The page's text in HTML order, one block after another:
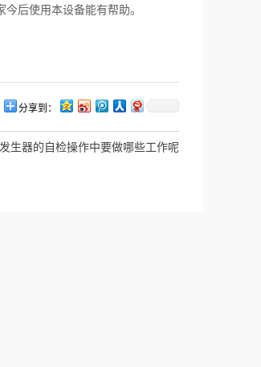
后使用本设备能有帮助。
分享到：
生器的自检操作中要做哪些工作呢